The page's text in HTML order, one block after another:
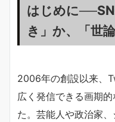
はじめに
き」か、「世
2006年の創設以来、
広く発信できる画期
た。芸能人や政治家